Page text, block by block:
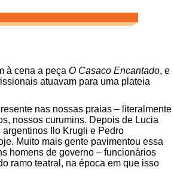
à cena a peça O Casaco Encantado, e
atuavam para uma plateia
nas nossas praias – literalmente
nossos curumins. Depois de Lucia
Ilo Krugli e Pedro
Muito mais gente pavimentou essa
homens de governo – funcionários
ramo teatral, na época em que isso